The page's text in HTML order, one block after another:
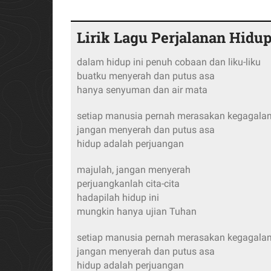
Lirik Lagu Perjalanan Hidup
dalam hidup ini penuh cobaan dan liku-liku
buatku menyerah dan putus asa
hanya senyuman dan air mata
setiap manusia pernah merasakan kegagalan
jangan menyerah dan putus asa
hidup adalah perjuangan
majulah, jangan menyerah
perjuangkanlah cita-cita
hadapilah hidup ini
mungkin hanya ujian Tuhan
setiap manusia pernah merasakan kegagalan
jangan menyerah dan putus asa
hidup adalah perjuangan